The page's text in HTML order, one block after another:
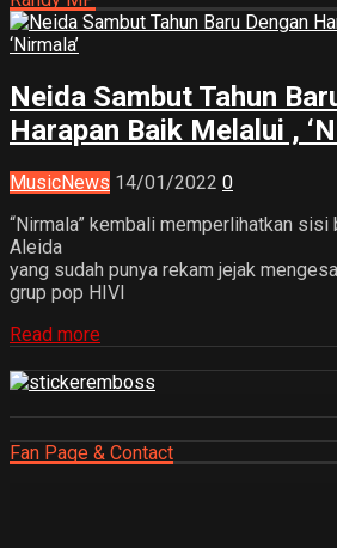
Neida Sambut Tahun
Harapan Baik Melalui ,
MusicNews 14/01/2022 0
“Nirmala” kembali memperlihatkan
Aleida
yang sudah punya rekam jejak
grup pop HIVI
Read more
Fan Page & Contact